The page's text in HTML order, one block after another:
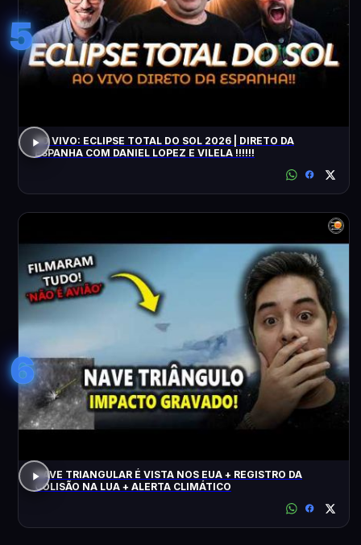
5
AO VIVO: ECLIPSE TOTAL DO SOL 2026 | DIRETO DA
ESPANHA COM DANIEL LOPEZ E VILELA !!!!!!
6
NAVE TRIANGULAR É VISTA NOS EUA + REGISTRO DA
COLISÃO NA LUA + ALERTA CLIMÁTICO